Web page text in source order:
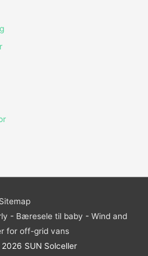
Sitemap
- Bæresele til baby - Wind and
for off-grid vans
SUN Solceller